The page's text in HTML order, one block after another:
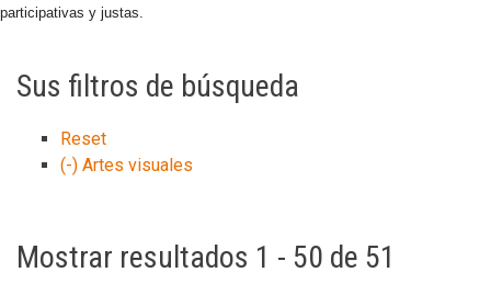
participativas y justas.
Sus filtros de búsqueda
Reset
(-) Artes visuales
Mostrar resultados 1 - 50 de 51